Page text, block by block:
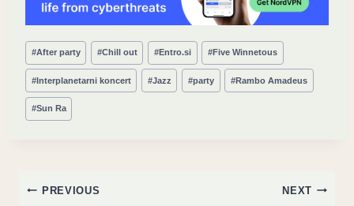
Post
Tags:
#After party #Chill out #Entro.si #Five Winnetous
#Interplanetarni koncert #Jazz #party #Rambo Amadeus
#Sun Ra
Post
PREVIOUS NEXT